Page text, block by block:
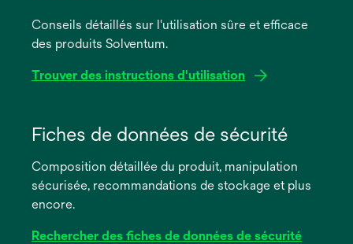
Conseils détaillés sur l'utilisation sûre et efficace
des produits Solventum.
Trouver des instructions d'utilisation
dans
nouvel
onglet
Fiches de données de sécurité
Composition détaillée du produit, manipulation
sécurisée, recommandations de stockage et plus
encore.
Rechercher des fiches de données de sécurité